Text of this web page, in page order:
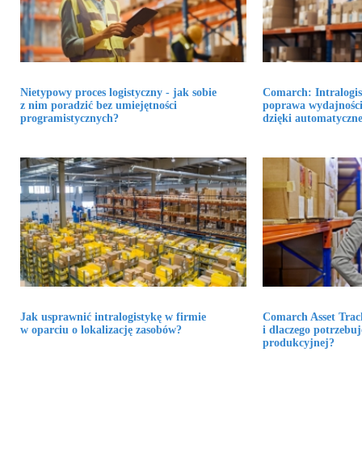
Nietypowy proces logistyczny - jak sobie
z nim poradzić bez umiejętności
programistycznych?
Comarch:
poprawa
dzięki
Jak usprawnić intralogistykę w firmie
w oparciu o lokalizację zasobów?
Comarch Asset
i dlaczego
produkcyjnej?